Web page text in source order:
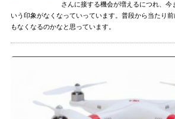
さんに接する機会が増えるにつれ、今
いう印象がなくなっていっています。普段から当たり
もなくなるのかなと思っています。